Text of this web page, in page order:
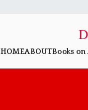
HOMEABOUTBooks